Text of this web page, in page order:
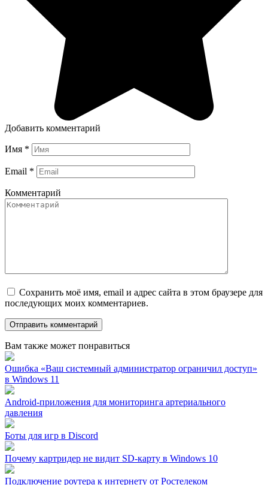
Добавить комментарий
Имя *
Email *
Комментарий
Сохранить моё имя, email и адрес сайта в этом браузере для
последующих моих комментариев.
Вам также может понравиться
Ошибка «Ваш системный администратор ограничил доступ»
в Windows 11
Android-приложения для мониторинга артериального
давления
Боты для игр в Discord
Почему картридер не видит SD-карту в Windows 10
Подключение роутера к интернету от Ростелеком